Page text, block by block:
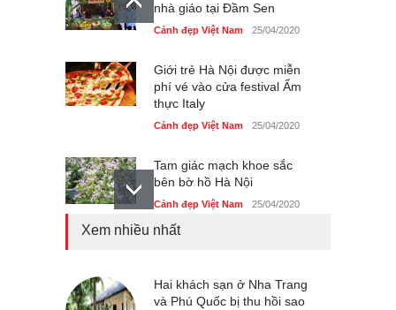
nhà giáo tại Đầm Sen
Cảnh đẹp Việt Nam 25/04/2020
Giới trẻ Hà Nội được miễn
phí vé vào cửa festival Ẩm
thực Italy
Cảnh đẹp Việt Nam 25/04/2020
Tam giác mạch khoe sắc
bên bờ hồ Hà Nội
Cảnh đẹp Việt Nam 25/04/2020
Cảnh đẹp Việt Nam 24/04/2020
Xem nhiều nhất
Hai khách sạn ở Nha Trang
và Phú Quốc bị thu hồi sao